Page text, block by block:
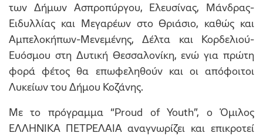
των Δήμων Ασπροπύργου, Ελευσίνας, Μάνδρας-
Ειδυλλίας και Μεγαρέων στο Θριάσιο, καθώς και
Αμπελοκήπων-Μενεμένης, Δέλτα και Κορδελιού-
Ευόσμου στη Δυτική Θεσσαλονίκη, ενώ για πρώτη
φορά φέτος θα επωφεληθούν και οι απόφοιτοι
Λυκείων του Δήμου Κοζάνης.
Με το πρόγραμμα “Proud of Youth”, ο Όμιλος
ΕΛΛΗΝΙΚΑ ΠΕΤΡΕΛΑΙΑ αναγνωρίζει και επικροτεί